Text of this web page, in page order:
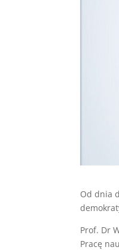
Od dnia
Prof. Dr
Pracę